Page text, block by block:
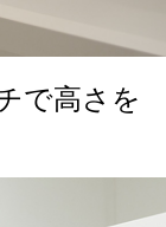
で高さを